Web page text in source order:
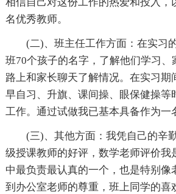
相信自己对这份工作的热爱和投入，
名优秀教师。
(二)、班主任工作方面：在实习
班70个孩子的名字，了解他们学习、
路上和家长聊天了解情况。在实习期
早自习、升旗、课间操、眼保健操等
工作。通过试做我已基本具备作为一
(三)、其他方面：我凭自己的辛
级授课教师的好评，数学老师评价我
中最负责最认真的一个，也是特别像
到办公室老师的尊重，班上同学的喜